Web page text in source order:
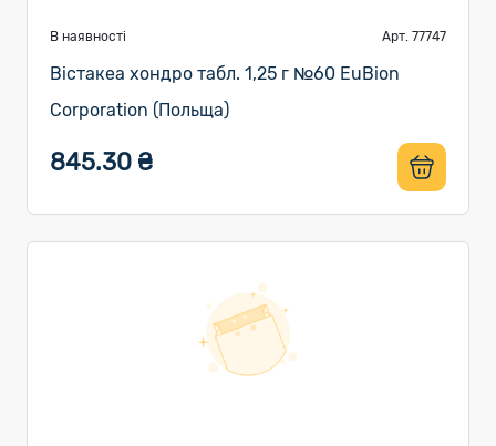
В наявності Арт. 77747
Вістакеа хондро табл. 1,25 г №60 EuBion
Corporation (Польща)
845.30 ₴